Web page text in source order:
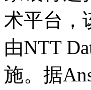
术平台，
由NTT
施。据